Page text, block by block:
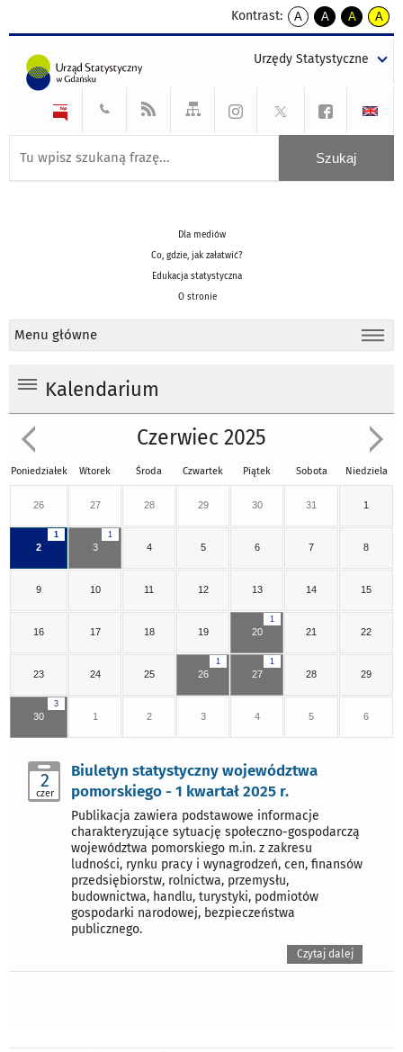
Kontrast:
A
kontrast
A
kontrast
tekst
czarnym
A
kontrast
tekst
czarnym
A
tekst
żółtym
Urzędy Statystyczne
Dla mediów
Co, gdzie, jak załatwić?
Edukacja statystyczna
O stronie
Menu główne
Kalendarium
Czerwiec 2025
Poniedziałek Wtorek Środa Czwartek Piątek Sobota Niedziela
26 27 28 29 30 31 1
1
2
1
3 4 5 6 7 8
9 10 11 12 13 14 15
16 17 18 19
1
20 21 22
23 24 25
1
26
1
27 28 29
3
30 1 2 3 4 5 6
2
czer
Biuletyn statystyczny województwa
pomorskiego - 1 kwartał 2025 r.
Publikacja zawiera podstawowe informacje
charakteryzujące sytuację społeczno-gospodarczą
województwa pomorskiego m.in. z zakresu
ludności, rynku pracy i wynagrodzeń, cen, finansów
przedsiębiorstw, rolnictwa, przemysłu,
budownictwa, handlu, turystyki, podmiotów
gospodarki narodowej, bezpieczeństwa
publicznego.
Czytaj dalej